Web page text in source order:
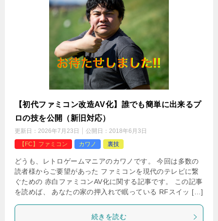
【初代ファミコン改造AV化】誰でも簡単に出来るプ
ロの技を公開（新旧対応）
更新日： 2026年7月23日 公開日： 2018年6月3日
【FC】ファミコン
カワノ 裏技
どうも、レトロゲームマニアのカワノです。 今回は多数の
読者様からご要望があった ファミコンを現代のテレビに繋
ぐための 赤白ファミコンAV化に関する記事です。 この記事
を読めば、 あなたの家の押入れで眠っている RFスイッ […]
続きを読む